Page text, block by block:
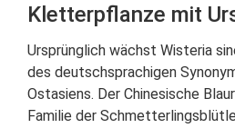
Kletterpflanze mit
Ursprünglich wächst Wisteria
des deutschsprachigen
Ostasiens. Der Chinesische
Familie der